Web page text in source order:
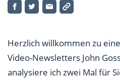
Wie geht’s weiter?
Herzlich willkommen zu
Video-Newsletters John
analysiere ich zwei Mal für